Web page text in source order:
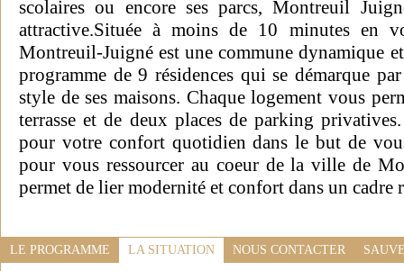
scolaires ou encore ses parcs, Montreuil
attractive.Située à moins de 10 minutes en
Montreuil-Juigné est une commune dynamique
programme de 9 résidences qui se démarque
style de ses maisons. Chaque logement vous
terrasse et de deux places de parking
pour votre confort quotidien dans le but de
pour vous ressourcer au coeur de la ville de
permet de lier modernité et confort dans un cadre
LE PROGRAMME LA SITUATION NOUS CONTACTER